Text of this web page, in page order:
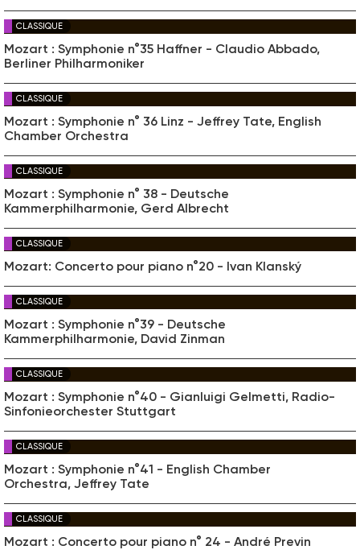
CLASSIQUE
Mozart : Symphonie n°35 Haffner - Claudio Abbado,
Berliner Philharmoniker
CLASSIQUE
Mozart : Symphonie n° 36 Linz - Jeffrey Tate, English
Chamber Orchestra
CLASSIQUE
Mozart : Symphonie n° 38 - Deutsche
Kammerphilharmonie, Gerd Albrecht
CLASSIQUE
Mozart: Concerto pour piano n°20 - Ivan Klanský
CLASSIQUE
Mozart : Symphonie n°39 - Deutsche
Kammerphilharmonie, David Zinman
CLASSIQUE
Mozart : Symphonie n°40 - Gianluigi Gelmetti, Radio-
Sinfonieorchester Stuttgart
CLASSIQUE
Mozart : Symphonie n°41 - English Chamber
Orchestra, Jeffrey Tate
CLASSIQUE
Mozart : Concerto pour piano n° 24 - André Previn